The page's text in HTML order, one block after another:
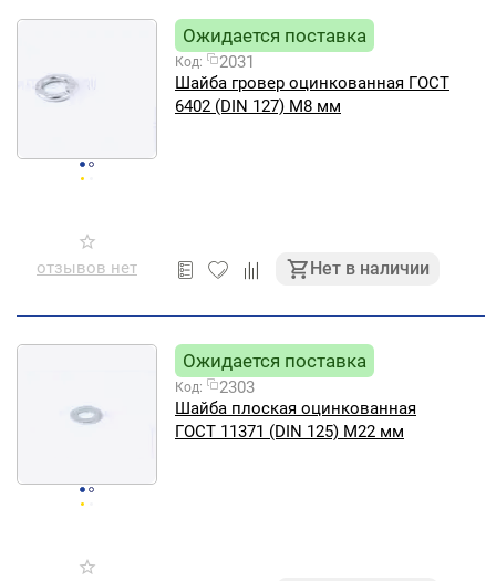
отзывов нет
Ожидается поставка
Код:
2031
Шайба гровер оцинкованная ГОСТ
6402 (DIN 127) М8 мм
Нет в наличии
Ожидается поставка
Код:
2303
Шайба плоская оцинкованная
ГОСТ 11371 (DIN 125) М22 мм